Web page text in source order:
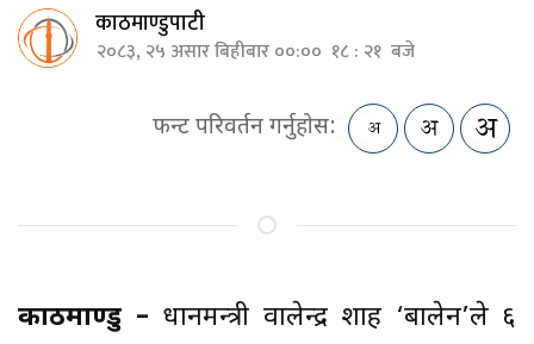
काठमाण्डुपाटी
२०८३, २५ असार बिहीबार ००:०० १८ : २१ बजे
फन्ट परिवर्तन गर्नुहोस:
काठमाण्डु – प्रधानमन्त्री वालेन्द्र शाह ‘बालेन’ले ६